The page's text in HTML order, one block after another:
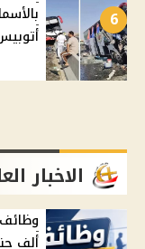
6
الاخبار
ألف